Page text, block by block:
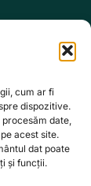
cum ar fi
dispozitive.
date,
acest site.
dat poate
și funcții.